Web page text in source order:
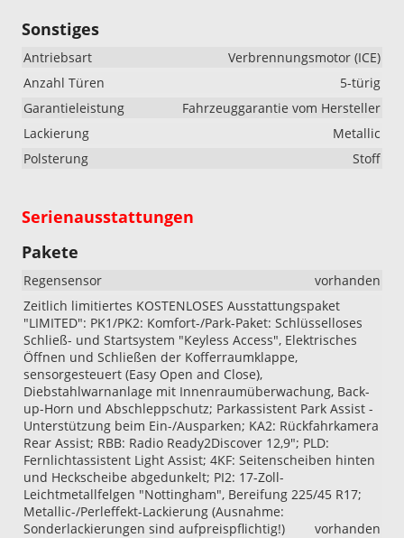
Sonstiges
Antriebsart
Verbrennungsmotor (ICE)
Anzahl Türen
5-türig
Garantieleistung
Fahrzeuggarantie vom Hersteller
Lackierung
Metallic
Polsterung
Stoff
Serienausstattungen
Pakete
Regensensor
vorhanden
Zeitlich limitiertes KOSTENLOSES Ausstattungspaket
"LIMITED": PK1/PK2: Komfort-/Park-Paket: Schlüsselloses
Schließ- und Startsystem "Keyless Access", Elektrisches
Öffnen und Schließen der Kofferraumklappe,
sensorgesteuert (Easy Open and Close),
Diebstahlwarnanlage mit Innenraumüberwachung, Back-
up-Horn und Abschleppschutz; Parkassistent Park Assist -
Unterstützung beim Ein-/Ausparken; KA2: Rückfahrkamera
Rear Assist; RBB: Radio Ready2Discover 12,9"; PLD:
Fernlichtassistent Light Assist; 4KF: Seitenscheiben hinten
und Heckscheibe abgedunkelt; PI2: 17-Zoll-
Leichtmetallfelgen "Nottingham", Bereifung 225/45 R17;
Metallic-/Perleffekt-Lackierung (Ausnahme:
Sonderlackierungen sind aufpreispflichtig!)
vorhanden